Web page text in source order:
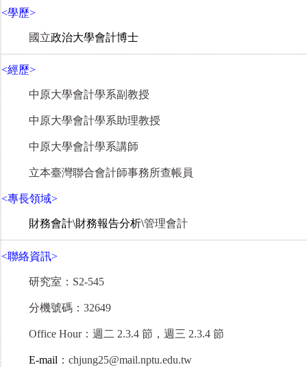
<學歷>
國立政治大學會計博士
<經歷>
中原大學會計學系副教授
中原大學會計學系助理教授
中原大學會計學系講師
立本臺灣聯合會計師事務所查帳員
<專長領域>
財務會計\財務報告分析\管理會計
<聯絡資訊>
研究室 ： S2-545
分機號碼 ：32649
Office Hour：週二2.3.4節 ，週三2.3.4節
E-mail ：chjung25@mail.nptu.edu.tw